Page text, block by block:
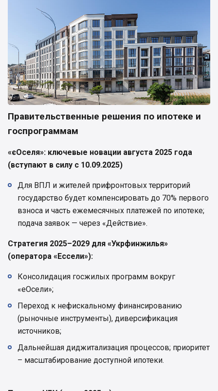
Правительственные решения по ипотеке и
госпрограммам
«єОселя»: ключевые новации августа 2025 года
(вступают в силу с 10.09.2025)
Для ВПЛ и жителей прифронтовых территорий
государство будет компенсировать до 70% первого
взноса и часть ежемесячных платежей по ипотеке;
подача заявок — через «Действие».
Стратегия 2025–2029 для «Укрфинжилья»
(оператора «Ессели»):
Консолидация госжилых программ вокруг
«еОсели»;
Переход к нефискальному финансированию
(рыночные инструменты), диверсификация
источников;
Дальнейшая диджитализация процессов; приоритет
– масштабирование доступной ипотеки.